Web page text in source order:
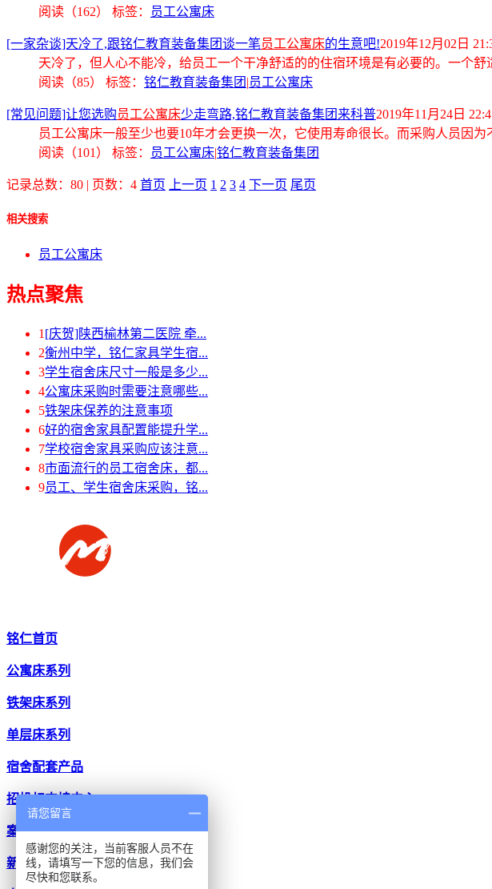
阅读（162） 标签： 员工公寓床
[一家杂谈]天冷了,跟铭仁教育装备集团谈一笔员工公寓床的生意吧!2019年12月02日
天冷了，但人心不能冷，给员工一个干净舒适的的住宿环境是有必要的。一个舒
阅读（85） 标签： 铭仁教育装备集团 |员工公寓床
[常见问题]让您选购员工公寓床少走弯路,铭仁教育装备集团来科普2019年11月24日
员工公寓床一般至少也要10年才会更换一次，它使用寿命很长。而采购人员因为
阅读（101） 标签： 员工公寓床|铭仁教育装备集团
记录总数：80 | 页数：4 首页 上一页 1 2 3 4 下一页 尾页
相关搜索
员工公寓床
热点聚焦
1 [庆贺]陕西榆林第二医院 牵...
2衡州中学，铭仁家具学生宿...
3学生宿舍床尺寸一般是多少...
4公寓床采购时需要注意哪些...
5铁架床保养的注意事项
6好的宿舍家具配置能提升学...
7学校宿舍家具采购应该注意...
8市面流行的员工宿舍床，都...
9员工、学生宿舍床采购，铭...
铭仁首页
公寓床系列
铁架床系列
单层床系列
宿舍配套产品
招投标支持中心
案例中心
新闻中心
请您留言
感谢您的关注，当前客服人员不在
线，请填写一下您的信息，我们会
尽快和您联系。